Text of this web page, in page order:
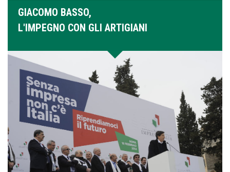
GIACOMO BASSO,
L'IMPEGNO CON GLI ARTIGIANI